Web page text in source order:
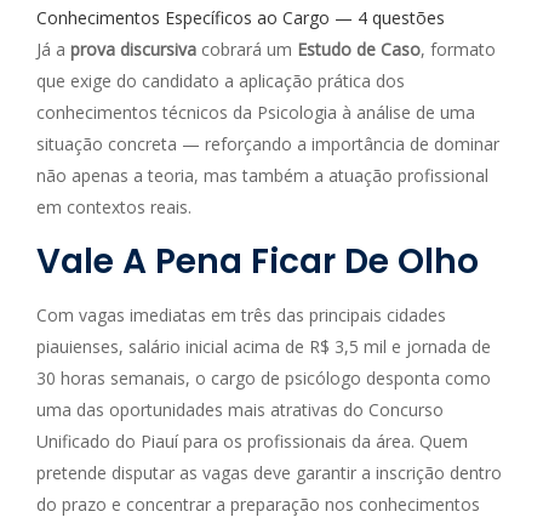
Conhecimentos Específicos ao Cargo — 4 questões
Já a prova discursiva cobrará um Estudo de Caso, formato
que exige do candidato a aplicação prática dos
conhecimentos técnicos da Psicologia à análise de uma
situação concreta — reforçando a importância de dominar
não apenas a teoria, mas também a atuação profissional
em contextos reais.
Vale A Pena Ficar De Olho
Com vagas imediatas em três das principais cidades
piauienses, salário inicial acima de R$ 3,5 mil e jornada de
30 horas semanais, o cargo de psicólogo desponta como
uma das oportunidades mais atrativas do Concurso
Unificado do Piauí para os profissionais da área. Quem
pretende disputar as vagas deve garantir a inscrição dentro
do prazo e concentrar a preparação nos conhecimentos